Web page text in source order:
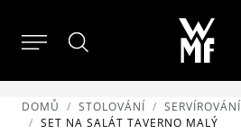
DOMŮ STOLOVÁNÍ
SERVÍROVÁNÍ
SET NA SALÁT TAVERNO MALÝ